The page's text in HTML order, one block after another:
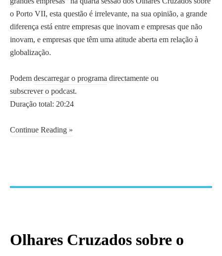
t
e
c
n
l
o
g
a
o Porto VII, esta questão é irrelevante, na sua opinião, a grande
diferença está entre empresas que inovam e empresas que não
inovam, e empresas que têm uma atitude aberta em relação à
globalização.
Podem descarregar o programa directamente ou
subscrever o podcast.
Duração total: 20:24
Continue Reading »
Olhares Cruzados sobre o